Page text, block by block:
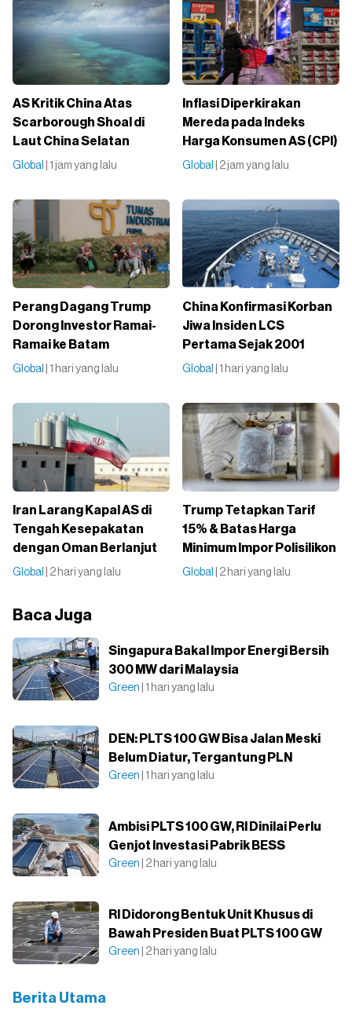
AS Kritik China Atas
Scarborough Shoal di
Laut China Selatan
Global | 1 jam yang lalu
Inflasi Diperkirakan
Mereda pada Indeks
Harga Konsumen AS (CPI)
Global | 2 jam yang lalu
Perang Dagang Trump
Dorong Investor Ramai-
Ramai ke Batam
Global | 1 hari yang lalu
China Konfirmasi Korban
Jiwa Insiden LCS
Pertama Sejak 2001
Global | 1 hari yang lalu
Iran Larang Kapal AS di
Tengah Kesepakatan
dengan Oman Berlanjut
Global | 2 hari yang lalu
Trump Tetapkan Tarif
15% & Batas Harga
Minimum Impor Polisilikon
Global | 2 hari yang lalu
Baca Juga
Singapura Bakal Impor Energi Bersih
300 MW dari Malaysia
Green | 1 hari yang lalu
DEN: PLTS 100 GW Bisa Jalan Meski
Belum Diatur, Tergantung PLN
Green | 1 hari yang lalu
Ambisi PLTS 100 GW, RI Dinilai Perlu
Genjot Investasi Pabrik BESS
Green | 2 hari yang lalu
RI Didorong Bentuk Unit Khusus di
Bawah Presiden Buat PLTS 100 GW
Green | 2 hari yang lalu
Berita Utama